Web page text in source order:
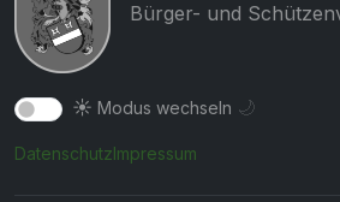
Bürger- und
☀️ Modus wechseln 🌙
DatenschutzImpressum